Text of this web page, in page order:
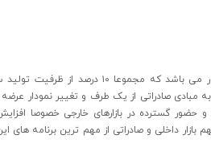
در حال حاضر این شرکت دارای ۶ کارخانه سیمان در سطح کشور می
مبادی صادراتی از یک طرف و تغییر نمودار عرضه
گسترده در بازارهای خارجی خصوصا
داخلی و صادراتی از مهم ترین برنامه های